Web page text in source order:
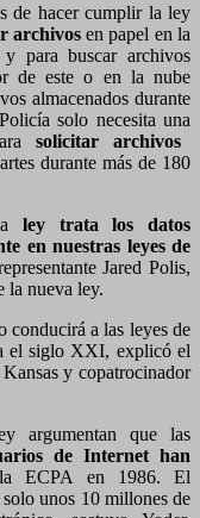
de hacer cumplir la ley
archivosen papel en la
para buscar archivos
de este o en la nube
almacenados durante
solo necesita una
solicitar archivos
durante más de 180
ley trata los datos
en nuestras leyes de
Jared Polis,
la nueva ley.
conducirá a las leyes de
el siglo XXI, explicó el
y copatrocinador
argumentan que las
de Internet han
la ECPA en 1986. El
solo unos 10 millones de